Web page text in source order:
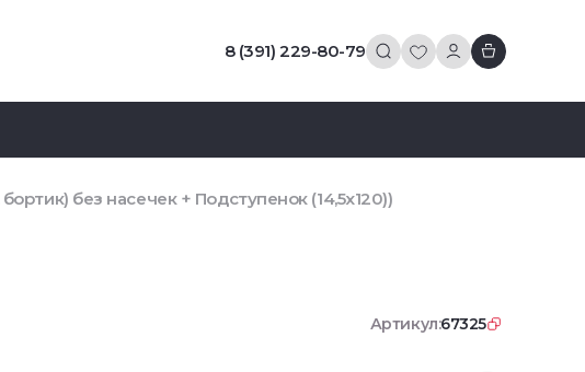
8 (391) 229-80-79
без насечек + Подступенок (14,5x120))
Артикул:67325